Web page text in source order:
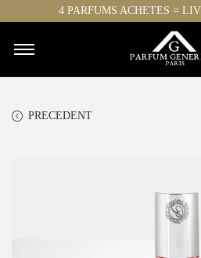
4 PARFUMS ACHETES =
PRECEDENT